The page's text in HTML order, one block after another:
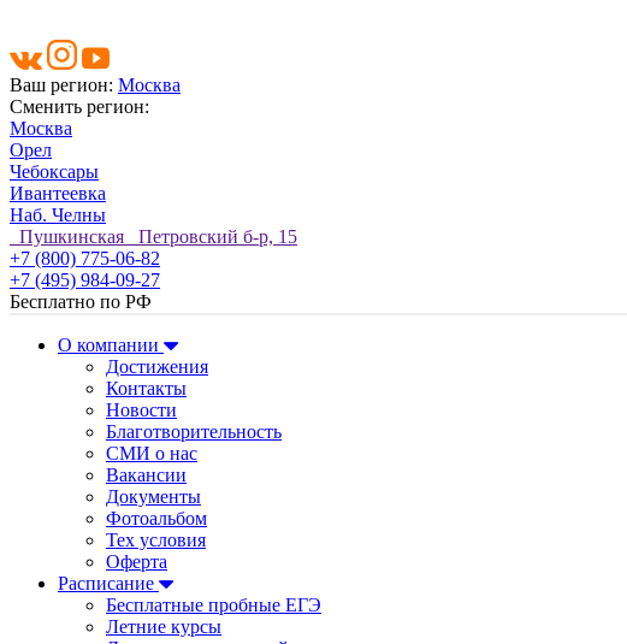
Ваш регион: Москва
Сменить регион:
Москва
Орел
Чебоксары
Ивантеевка
Наб. Челны
Пушкинская Петровский б-р, 15
+7 (800) 775-06-82
+7 (495) 984-09-27
Бесплатно по РФ
О компании
Достижения
Контакты
Новости
Благотворительность
СМИ о нас
Вакансии
Документы
Фотоальбом
Тех условия
Оферта
Расписание
Бесплатные пробные ЕГЭ
Летние курсы